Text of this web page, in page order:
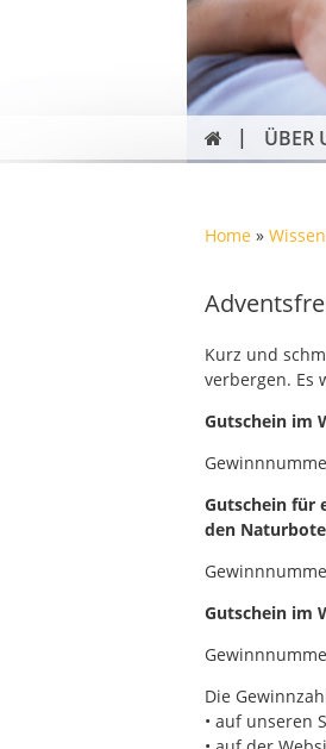
ÜBER
Home »
Kurz und
verbergen. Es
Gutschein im
Gutschein für
den
Gutschein im
Die
• auf unseren